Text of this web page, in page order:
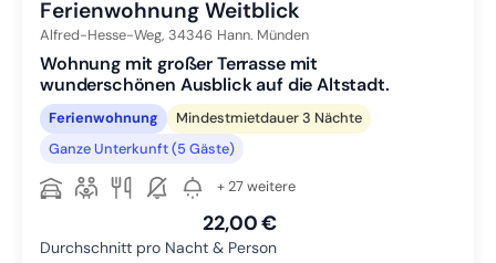
Ferienwohnung Weitblick
Alfred-Hesse-Weg, 34346 Hann. Münden
Wohnung mit großer Terrasse mit
wunderschönen Ausblick auf die Altstadt.
Ferienwohnung
Mindestmietdauer 3 Nächte
Ganze Unterkunft (5 Gäste)
+ 27 weitere
22,00 €
Durchschnitt pro Nacht & Person